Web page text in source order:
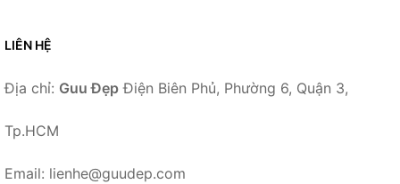
LIÊN HỆ
Địa chỉ: Guu Đẹp Điện Biên Phủ, Phường 6, Quận 3,
Tp.HCM
Email: lienhe@guudep.com